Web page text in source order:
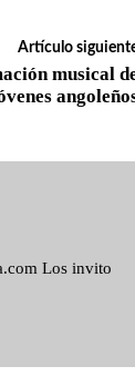
Artículo
musical
Los invito